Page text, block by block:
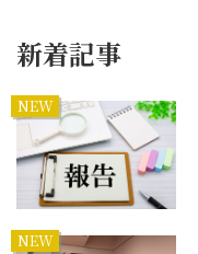
新着記事
NEW
NEW